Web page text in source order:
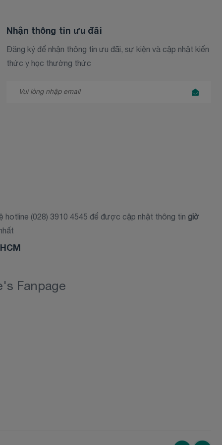
Nhận thông tin ưu đãi
Đăng ký để nhận thông tin ưu đãi, sự kiện và cập nhật kiến
thức y học thường thức
hotline (028) 3910 4545 để được cập nhật thông tin giờ
Fanpage